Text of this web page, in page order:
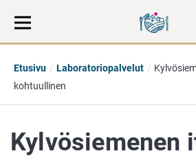
suoraan
sisältöön
koko
sivuston
Etusivu Laboratoriopalvelut
kohtuullinen
Kylvösiemenen